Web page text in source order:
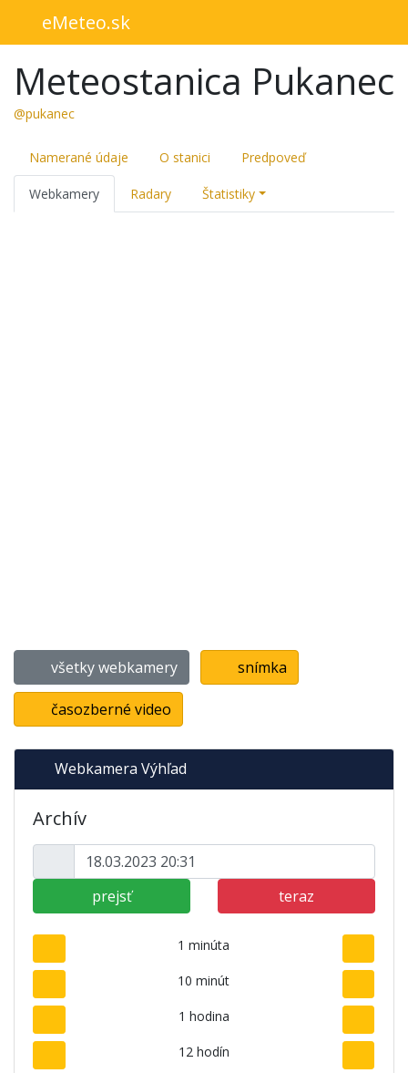
eMeteo.sk
Meteostanica Pukanec
@pukanec
Namerané údaje O stanici Predpoveď
Webkamery Radary Štatistiky
všetky webkamery snímka
časozberné video
Webkamera Výhľad
Archív
prejsť teraz
1 minúta
10 minút
1 hodina
12 hodín